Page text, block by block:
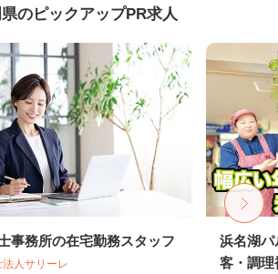
のピックアップPR求人
事務所の在宅勤務スタッフ
人サリーレ
浜名湖パ
客・調理